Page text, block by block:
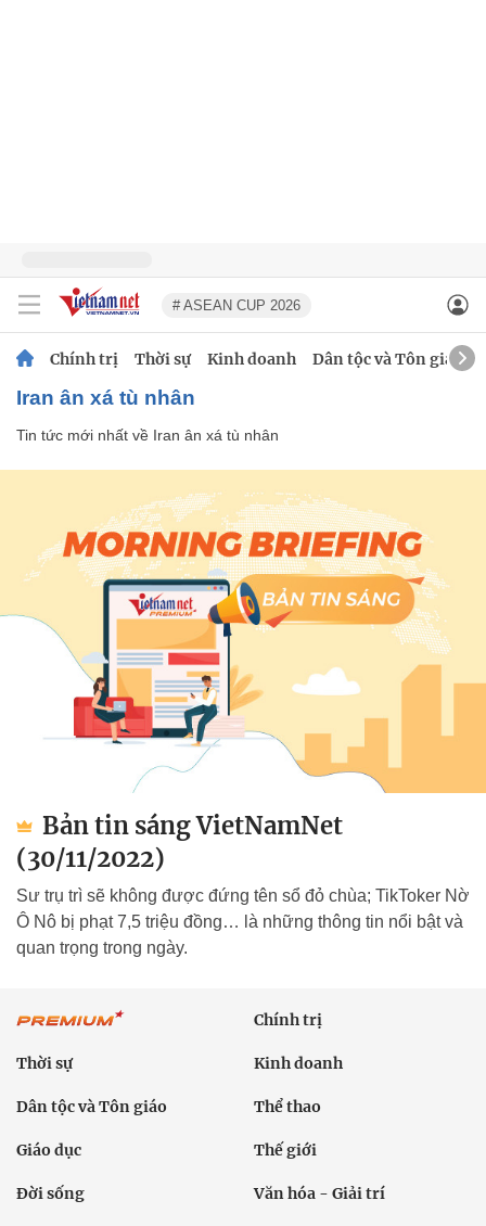
# ASEAN CUP 2026
Chính trị Thời sự Kinh doanh Dân tộc và Tôn giáo
Iran ân xá tù nhân
Tin tức mới nhất về Iran ân xá tù nhân
Bản tin sáng VietNamNet
(30/11/2022)
Sư trụ trì sẽ không được đứng tên sổ đỏ chùa; TikToker Nờ
Ô Nô bị phạt 7,5 triệu đồng… là những thông tin nổi bật và
quan trọng trong ngày.
Chính trị
Thời sự Kinh doanh
Dân tộc và Tôn giáo Thể thao
Giáo dục Thế giới
Đời sống Văn hóa - Giải trí